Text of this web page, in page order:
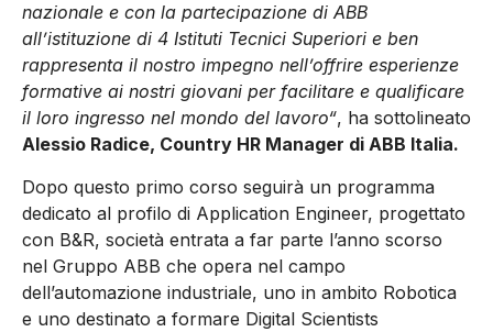
nazionale e con la partecipazione di ABB
all’istituzione di 4 Istituti Tecnici Superiori e ben
rappresenta il nostro impegno nell’offrire esperienze
formative ai nostri giovani per facilitare e qualificare
il loro ingresso nel mondo del lavoro“, ha sottolineato
Alessio Radice, Country HR Manager di ABB Italia.
Dopo questo primo corso seguirà un programma
dedicato al profilo di Application Engineer, progettato
con B&R, società entrata a far parte l’anno scorso
nel Gruppo ABB che opera nel campo
dell’automazione industriale, uno in ambito Robotica
e uno destinato a formare Digital Scientists